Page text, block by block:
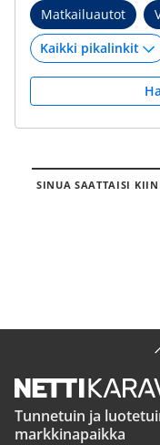
Matkailuautot
SINUA SAATTAISI
Tunnetuin ja
markkinapaikka